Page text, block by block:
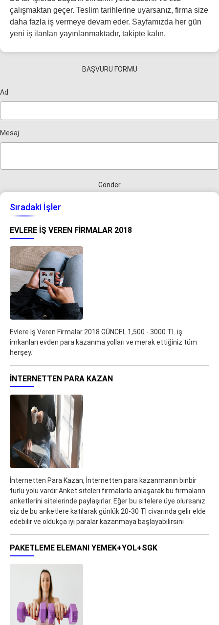
çalışmaktan geçer. Teslim tarihlerine uyarsanız, firma size
daha fazla iş vermeye devam eder. Sayfamızda her gün
yeni iş ilanları yayınlanmaktadır, takipte kalın.
BAŞVURU FORMU
Ad
Mesaj
Gönder
Sıradaki İşler
EVLERE İŞ VEREN FIRMALAR 2018
Evlere İş Veren Firmalar 2018 GÜNCEL 1,500 - 3000 TL iş
imkanları evden para kazanma yolları ve merak ettiğiniz tüm
herşey.
İNTERNETTEN PARA KAZAN
İnternetten Para Kazan, İnternetten para kazanmanın binbir
türlü yolu vardır.Anket siteleri firmalarla anlaşarak bu firmaların
anketlerini sitelerinde paylaşırlar. Eğer bu sitelere üye olursanız
siz de bu anketlere katılarak günlük 20-30 Tl civarında gelir elde
edebilir ve oldukça iyi paralar kazanmaya başlayabilirsini
PAKETLEME ELEMANI YEMEK+YOL+SGK